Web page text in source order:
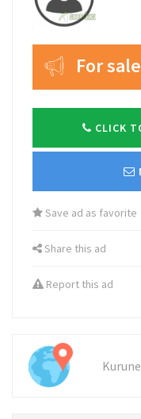
For sale
CLICK
Save ad as favorite
Share this ad
Report this ad